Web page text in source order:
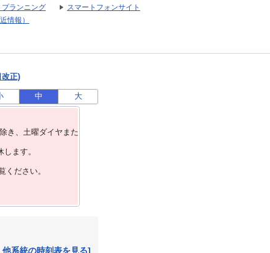
プランニング
スマートフォンサイト
情報）
改正)
中 大
き、⼟曜ダイヤまた
ます。
ください。
系統の時刻表を見る]